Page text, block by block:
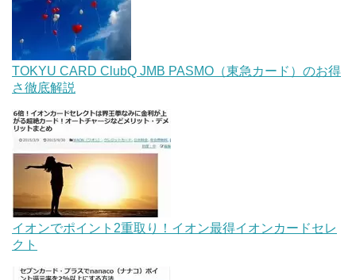
TOKYU CARD ClubQ JMB PASMO（東急カード）のお得
さ徹底解説
イオンでポイント2重取り！イオン最得イオンカードセレ
クト